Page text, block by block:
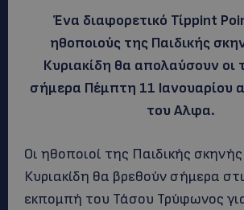
Ένα διαφορετικό Τίppint
ηθοποιούς της Παιδικής
Κυριακίδη θα απολαύσουν οι
σήμερα Πέμπτη 11 Ιανουαρίου
του Αλφα.
Οι ηθοποιοί της Παιδικής
Κυριακίδη θα βρεθούν σήμερα
εκπομπή του Τάσου Τρύφωνος